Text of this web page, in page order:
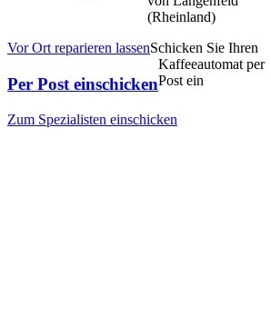
(Rheinland)
Vor Ort reparieren lassen
Per Post einschicken
Schicken Sie Ihren
Kaffeeautomat per
Post ein
Zum Spezialisten einschicken